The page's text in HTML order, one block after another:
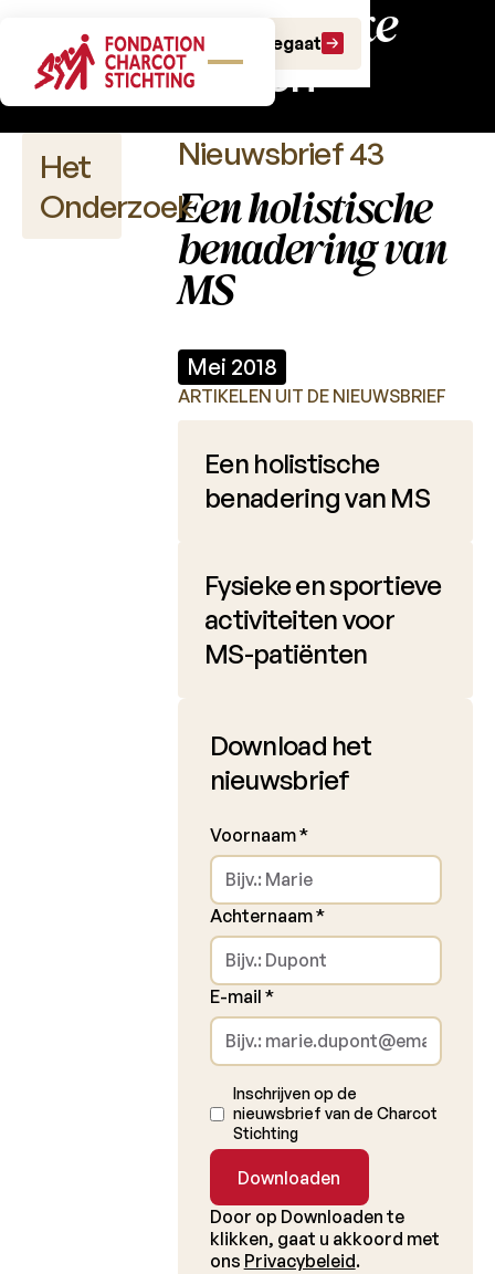
Doe een gift Doe een legaat
Wetenschappelijke
nieuwsbrieven
Het
Onderzoek
Wetenschappelijke
Projectoproepen
Wetenschappelijke
Nieuwsbrief 43
Een holistische
benadering van
MS
Mei 2018
ARTIKELEN UIT DE NIEUWSBRIEF
Een holistische
benadering van MS
Fysieke en sportieve
activiteiten voor
MS-patiënten
Download het
nieuwsbrief
Voornaam*
Achternaam*
E-mail *
Inschrijven op de
nieuwsbrief van de Charcot
Stichting
Door op Downloaden te
klikken, gaat u akkoord met
ons Privacybeleid.